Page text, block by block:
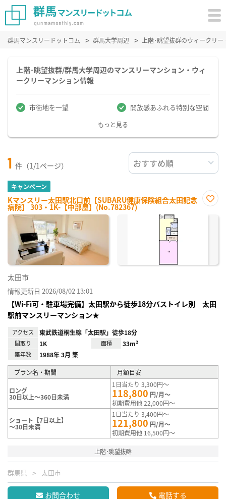
群馬マンスリードットコム 群馬大学周辺 上階･眺望抜群のウィークリ
上階･眺望抜群/群馬大学周辺のマンスリーマンション・ウィ
ークリーマンション情報
市街地を一望 開放感あふれる特別な空間
もっと見る
1 件（1/1ページ）
キャンペーン
Kマンスリー太田駅北口前【SUBARU健康保険組合太田記念
病院】 303・1K-【中部屋】(No.782367)
に入
太田市
情報更新日 2026/08/02 13:01
【Wi-Fi可・駐車場完備】太田駅から徒歩18分バストイレ別 太田
駅前マンスリーマンション★
アクセス 東武鉄道桐生線「太田駅」徒歩18分
間取り 1K 面積 33m²
築年数 1988年 3月 築
プラン名・期間 月額目安
ロング
30日以上～360日未満
1日当たり 3,300円～
118,800 円/月～
初期費用他 22,000円～
ショート【7日以上】
～30日未満
1日当たり 3,400円～
121,800 円/月～
初期費用他 16,500円～
上階･眺望抜群
群馬県 太田市
お問合わせ 電話する